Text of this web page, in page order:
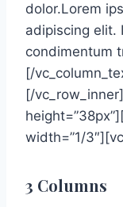
dolor.Lorem
adipiscing elit.
condimentum
[/
[/
width=”1/
3 Columns